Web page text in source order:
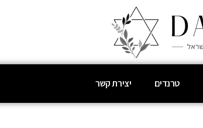
טרנדים יצירת קשר